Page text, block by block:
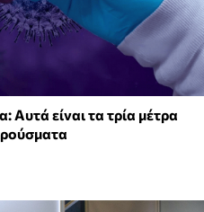
είναι τα τρία μέτρα